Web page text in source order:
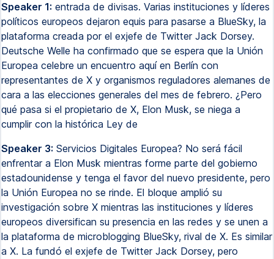
Speaker 1: entrada de divisas. Varias instituciones y líderes
políticos europeos dejaron equis para pasarse a BlueSky, la
plataforma creada por el exjefe de Twitter Jack Dorsey.
Deutsche Welle ha confirmado que se espera que la Unión
Europea celebre un encuentro aquí en Berlín con
representantes de X y organismos reguladores alemanes de
cara a las elecciones generales del mes de febrero. ¿Pero
qué pasa si el propietario de X, Elon Musk, se niega a
cumplir con la histórica Ley de
Speaker 3: Servicios Digitales Europea? No será fácil
enfrentar a Elon Musk mientras forme parte del gobierno
estadounidense y tenga el favor del nuevo presidente, pero
la Unión Europea no se rinde. El bloque amplió su
investigación sobre X mientras las instituciones y líderes
europeos diversifican su presencia en las redes y se unen a
la plataforma de microblogging BlueSky, rival de X. Es similar
a X. La fundó el exjefe de Twitter Jack Dorsey, pero